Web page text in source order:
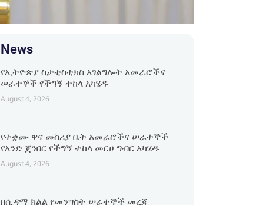
News
የኢትዮጵያ ስታቲስቲክስ አገልግሎት አመራሮችና
ሠራተኞች የችግኝ ተከላ አካሄዱ
August 4, 2026
የተቋሙ ዋና መስሪያ ቤት አመራሮችና ሠራተኞች
የአንድ ጀንበር የችግኝ ተከላ መርሀ ግብር አካሄዱ
August 4, 2026
በሲዳማ ክልል የመንግስት ሠራተኞች መረጃ